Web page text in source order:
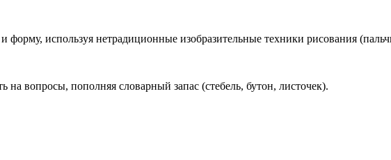
форму, используя нетрадиционные изобразительные техники рисования
на вопросы, пополняя словарный запас (стебель, бутон, листочек).